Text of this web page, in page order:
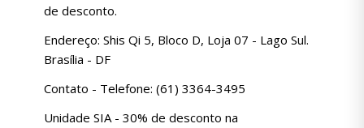
de desconto.
Endereço: Shis Qi 5, Bloco D, Loja 07 - Lago Sul.
Brasília - DF
Contato - Telefone: (61) 3364-3495
Unidade SIA - 30% de desconto na